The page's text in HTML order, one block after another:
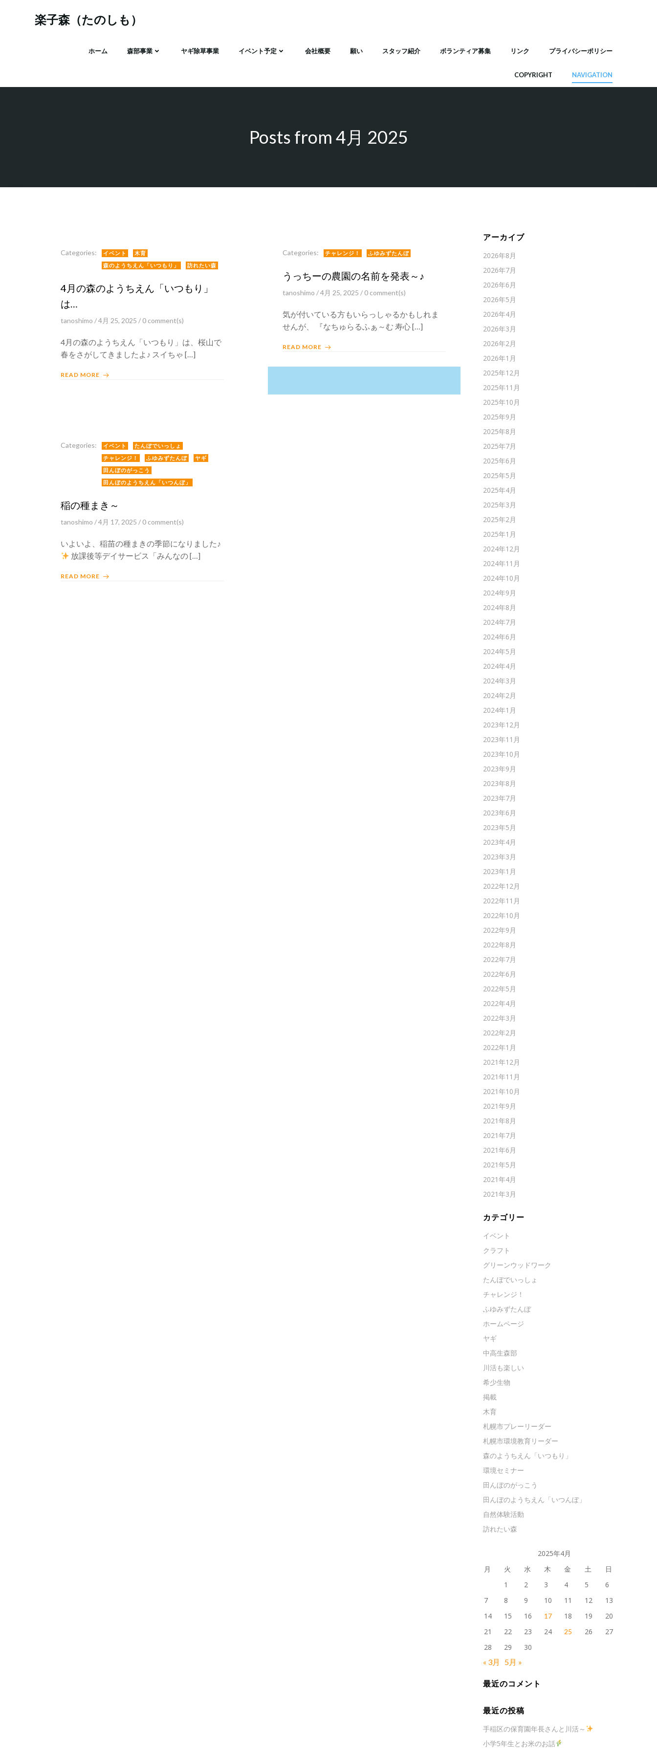
キ
楽子森（たのしも）
ホーム 森部事業 ヤギ除草事業 イベント予定 会社概要 願い スタッフ紹介 ボランティア募集 リンク プライバシーポリシー
COPYRIGHT NAVIGATION
Posts from 4月 2025
Categories: イベント
木育
森のようちえん「いつもり」
訪れたい森
4月の森のようちえん「いつもり」
は…
tanoshimo /4月 25, 2025 / 0 comment(s)
4月の森のようちえん「いつもり」は、桜山で
春をさがしてきましたよ♪ スイちゃ […]
READ MORE
Categories: チャレンジ！ ふゆみずたんぼ
うっちーの農園の名前を発表～♪
tanoshimo /4月 25, 2025 / 0 comment(s)
気が付いている方もいらっしゃるかもしれま
せんが、 『なちゅらるふぁ～む 寿心 […]
READ MORE
Categories: イベント
たんぼでいっしょ
チャレンジ！
ふゆみずたんぼ
ヤギ
田んぼのがっこう
田んぼのようちえん「いつんぼ」
稲の種まき～
tanoshimo /4月 17, 2025 / 0 comment(s)
いよいよ、稲苗の種まきの季節になりました♪
放課後等デイサービス「みんなの […]
READ MORE
アーカイブ
2026年8月
2026年7月
2026年6月
2026年5月
2026年4月
2026年3月
2026年2月
2026年1月
2025年12月
2025年11月
2025年10月
2025年9月
2025年8月
2025年7月
2025年6月
2025年5月
2025年4月
2025年3月
2025年2月
2025年1月
2024年12月
2024年11月
2024年10月
2024年9月
2024年8月
2024年7月
2024年6月
2024年5月
2024年4月
2024年3月
2024年2月
2024年1月
2023年12月
2023年11月
2023年10月
2023年9月
2023年8月
2023年7月
2023年6月
2023年5月
2023年4月
2023年3月
2023年1月
2022年12月
2022年11月
2022年10月
2022年9月
2022年8月
2022年7月
2022年6月
2022年5月
2022年4月
2022年3月
2022年2月
2022年1月
2021年12月
2021年11月
2021年10月
2021年9月
2021年8月
2021年7月
2021年6月
2021年5月
2021年4月
2021年3月
カテゴリー
イベント
クラフト
グリーンウッドワーク
たんぼでいっしょ
チャレンジ！
ふゆみずたんぼ
ホームページ
ヤギ
中高生森部
川活も楽しい
希少生物
掲載
木育
札幌市プレーリーダー
札幌市環境教育リーダー
森のようちえん「いつもり」
環境セミナー
田んぼのがっこう
田んぼのようちえん「いつんぼ」
自然体験活動
訪れたい森
2025年4月
月
火 水 木 金 土
日
1
2 3 4 5
6
7
8 9 10 11 12
13
14
15 16 17 18 19
20
21
22 23 24 25 26
27
28
29
30
« 3月
5月 »
最近のコメント
最近の投稿
手稲区の保育園年長さんと川活～
小学5年生とお米のお話